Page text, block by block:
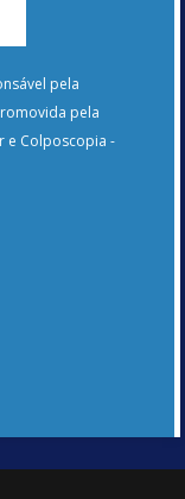
pela
pela
e Colposcopia -